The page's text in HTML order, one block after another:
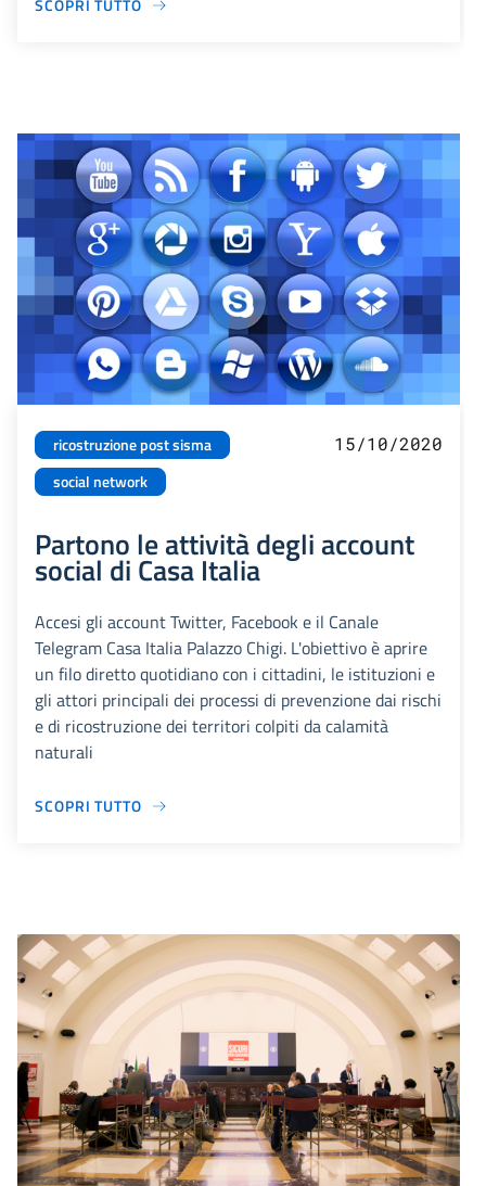
SCOPRI TUTTO
ricostruzione post sisma
social network
15/10/2020
Partono le attività degli account
social di Casa Italia
Accesi gli account Twitter, Facebook e il Canale
Telegram Casa Italia Palazzo Chigi. L'obiettivo è aprire
un filo diretto quotidiano con i cittadini, le istituzioni e
gli attori principali dei processi di prevenzione dai rischi
e di ricostruzione dei territori colpiti da calamità
naturali
SCOPRI TUTTO